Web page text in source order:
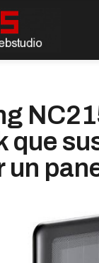
que
un